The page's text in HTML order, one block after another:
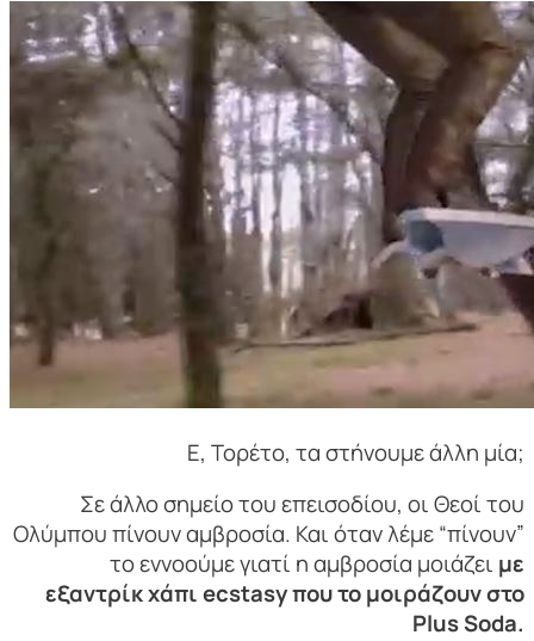
Ε, Τορέτο, τα στήνουμε άλλη μία;
Σε άλλο σημείο του επεισοδίου, οι Θεοί του
Ολύμπου πίνουν αμβροσία. Και όταν λέμε “πίνουν”
το εννοούμε γιατί η αμβροσία μοιάζει με
εξαντρίκ χάπι ecstasyπου το μοιράζουν στο
Plus Soda.